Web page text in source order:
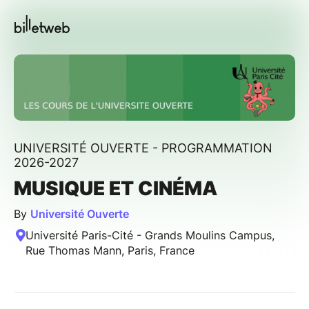
UNIVERSITÉ OUVERTE - PROGRAMMATION
2026-2027
MUSIQUE ET CINÉMA
By Université Ouverte
Université Paris-Cité - Grands Moulins Campus,
Rue Thomas Mann, Paris, France